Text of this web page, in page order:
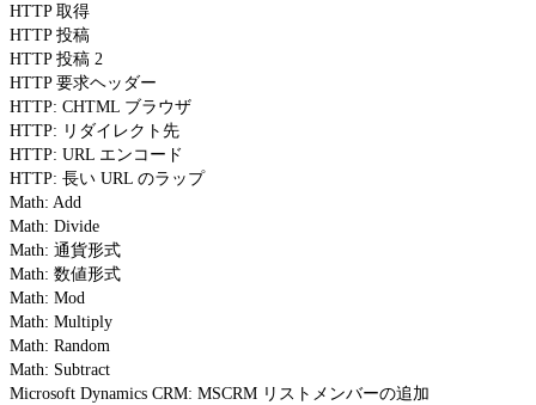
HTTP 取得
HTTP 投稿
HTTP 投稿 2
HTTP 要求ヘッダー
HTTP: CHTML ブラウザ
HTTP: リダイレクト先
HTTP: URL エンコード
HTTP: 長い URL のラップ
Math: Add
Math: Divide
Math: 通貨形式
Math: 数値形式
Math: Mod
Math: Multiply
Math: Random
Math: Subtract
Microsoft Dynamics CRM: MSCRM リストメンバーの追加